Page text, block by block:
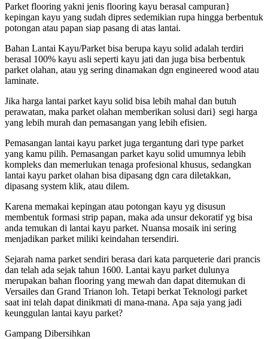
Parket flooring yakni jenis flooring kayu berasal campuran}
kepingan kayu yang sudah dipres sedemikian rupa hingga berbentuk
potongan atau papan siap pasang di atas lantai.
Bahan Lantai Kayu/Parket bisa berupa kayu solid adalah terdiri
berasal 100% kayu asli seperti kayu jati dan juga bisa berbentuk
parket olahan, atau yg sering dinamakan dgn engineered wood atau
laminate.
Jika harga lantai parket kayu solid bisa lebih mahal dan butuh
perawatan, maka parket olahan memberikan solusi dari} segi harga
yang lebih murah dan pemasangan yang lebih efisien.
Pemasangan lantai kayu parket juga tergantung dari type parket
yang kamu pilih. Pemasangan parket kayu solid umumnya lebih
kompleks dan memerlukan tenaga profesional khusus, sedangkan
lantai kayu parket olahan bisa dipasang dgn cara diletakkan,
dipasang system klik, atau dilem.
Karena memakai kepingan atau potongan kayu yg disusun
membentuk formasi strip papan, maka ada unsur dekoratif yg bisa
anda temukan di lantai kayu parket. Nuansa mosaik ini sering
menjadikan parket miliki keindahan tersendiri.
Sejarah nama parket sendiri berasa dari kata parqueterie dari prancis
dan telah ada sejak tahun 1600. Lantai kayu parket dulunya
merupakan bahan flooring yang mewah dan dapat ditemukan di
Versailes dan Grand Trianon loh. Tetapi berkat Teknologi parket
saat ini telah dapat dinikmati di mana-mana. Apa saja yang jadi
keunggulan lantai kayu parket?
Gampang Dibersihkan